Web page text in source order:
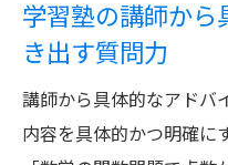
学習塾の講師から
き出す質問力
講師から具体的なアドバ
内容を具体的かつ明確に